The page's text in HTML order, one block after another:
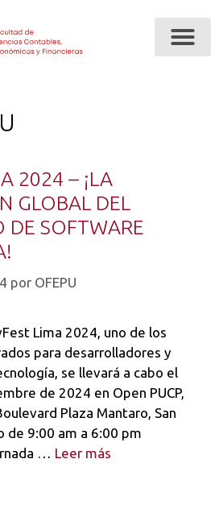
2024 – ¡LA
GLOBAL DEL
DE SOFTWARE
por OFEPU
Lima 2024, uno de los
para desarrolladores y
se llevará a cabo el
de 2024 en Open PUCP,
Plaza Mantaro, San
de 9:00 am a 6:00 pm
… Leer más